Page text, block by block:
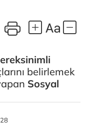
belirlemek
Sosyal